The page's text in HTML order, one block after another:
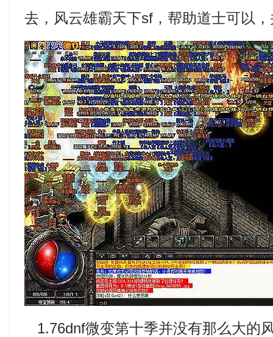
去，风云雄霸天下sf，帮助道士可以
1.76dnf微变第十季并没有那么大的